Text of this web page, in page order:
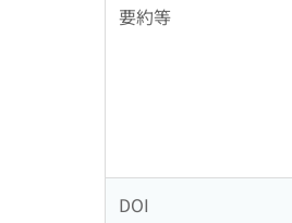
要約等
DOI